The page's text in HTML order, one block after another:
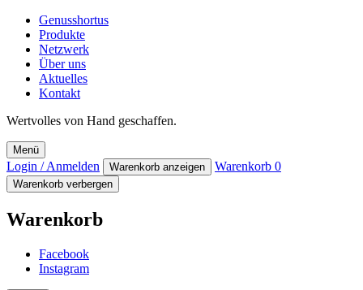
Genusshortus
Produkte
Netzwerk
Über uns
Aktuelles
Kontakt
Wertvolles von Hand geschaffen.
Menü
Login / Anmelden Warenkorb anzeigen Warenkorb 0
Warenkorb verbergen
Warenkorb
Facebook
Instagram